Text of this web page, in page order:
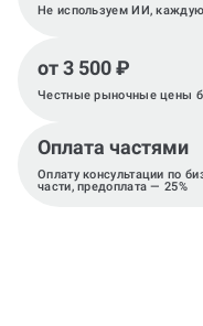
Не используем ИИ, каждую
от 3 500 ₽
Честные рыночные цены
Оплата частями
Оплату консультации по
части, предоплата — 25%